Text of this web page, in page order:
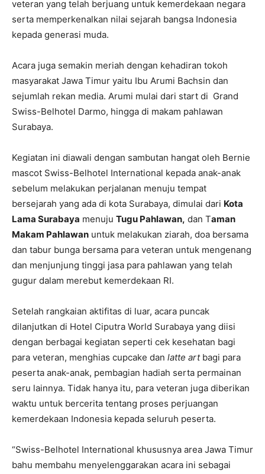
veteran yang telah berjuang untuk kemerdekaan negara
serta memperkenalkan nilai sejarah bangsa Indonesia
kepada generasi muda.
Acara juga semakin meriah dengan kehadiran tokoh
masyarakat Jawa Timur yaitu Ibu Arumi Bachsin dan
sejumlah rekan media. Arumi mulai dari start di Grand
Swiss-Belhotel Darmo, hingga di makam pahlawan
Surabaya.
Kegiatan ini diawali dengan sambutan hangat oleh Bernie
mascot Swiss-Belhotel International kepada anak-anak
sebelum melakukan perjalanan menuju tempat
bersejarah yang ada di kota Surabaya, dimulai dari Kota
Lama Surabaya menuju Tugu Pahlawan, dan Taman
Makam Pahlawan untuk melakukan ziarah, doa bersama
dan tabur bunga bersama para veteran untuk mengenang
dan menjunjung tinggi jasa para pahlawan yang telah
gugur dalam merebut kemerdekaan RI.
Setelah rangkaian aktifitas di luar, acara puncak
dilanjutkan di Hotel Ciputra World Surabaya yang diisi
dengan berbagai kegiatan seperti cek kesehatan bagi
para veteran, menghias cupcake dan latte art bagi para
peserta anak-anak, pembagian hadiah serta permainan
seru lainnya. Tidak hanya itu, para veteran juga diberikan
waktu untuk bercerita tentang proses perjuangan
kemerdekaan Indonesia kepada seluruh peserta.
“Swiss-Belhotel International khususnya area Jawa Timur
bahu membahu menyelenggarakan acara ini sebagai